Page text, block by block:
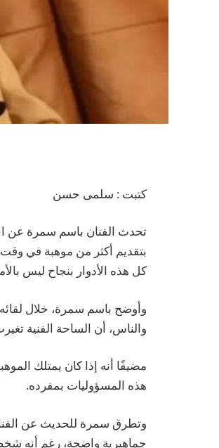
كتبت : سلمى حسن
تحدث الفنان باسم سمرة عن
بتقديم أكثر من موهبة في وقت
كل هذه الأدوار بنجاح ليس
وأوضح باسم سمرة، خلال
والناس، أن الساحة الفنية
مضيفًا أنه إذا كان يمتلك
هذه المسؤوليات بمفرده.
وتطرق سمرة للحديث عن
جماهيرية واضحة، رغم أنه